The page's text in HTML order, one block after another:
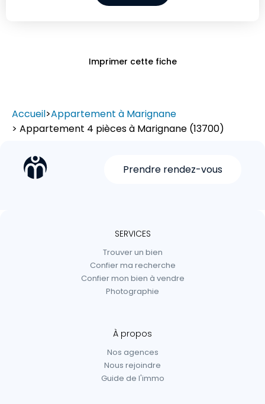
Imprimer cette fiche
Accueil>Appartement à Marignane
> Appartement 4 pièces à Marignane (13700)
Prendre rendez-vous
SERVICES
Trouver un bien
Confier ma recherche
Confier mon bien à vendre
Photographie
À propos
Nos agences
Nous rejoindre
Guide de l'immo